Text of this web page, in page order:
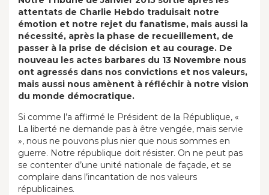
attentats de Charlie Hebdo traduisait notre
émotion et notre rejet du fanatisme, mais aussi la
nécessité, après la phase de recueillement, de
passer à la prise de décision et au courage. De
nouveau les actes barbares du 13 Novembre nous
ont agressés dans nos convictions et nos valeurs,
mais aussi nous amènent à réfléchir à notre vision
du monde démocratique.
Si comme l’a affirmé le Président de la République, «
La liberté ne demande pas à être vengée, mais servie
», nous ne pouvons plus nier que nous sommes en
guerre. Notre république doit résister. On ne peut pas
se contenter d’une unité nationale de façade, et se
complaire dans l’incantation de nos valeurs
républicaines.